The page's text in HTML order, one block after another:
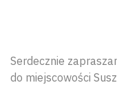
Serdecznie
do miejscowości